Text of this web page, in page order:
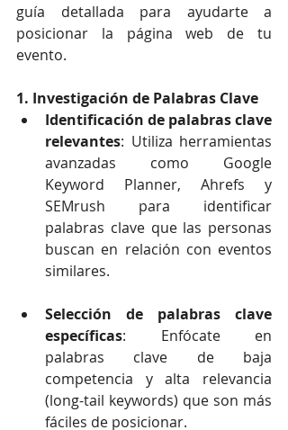
guía detallada para ayudarte a
posicionar la página web de tu
evento.
1. Investigación de Palabras Clave
Identificación de palabras clave
relevantes: Utiliza herramientas
avanzadas como Google
Keyword Planner, Ahrefs y
SEMrush para identificar
palabras clave que las personas
buscan en relación con eventos
similares.
Selección de palabras clave
específicas: Enfócate en
palabras clave de baja
competencia y alta relevancia
(long-tail keywords) que son más
fáciles de posicionar.